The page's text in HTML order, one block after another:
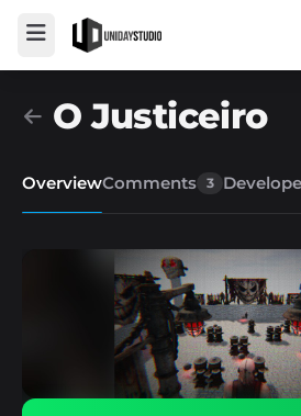
O Justiceiro
OverviewComments 3